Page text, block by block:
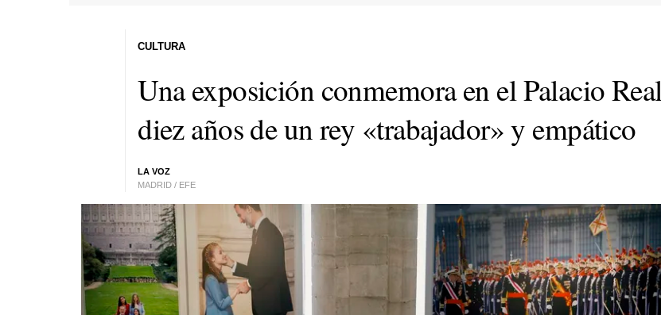
Una exposición conmemora en el Palacio Real
diez años de un rey «trabajador» y empático
LA VOZ
MADRID / EFE
CULTURA